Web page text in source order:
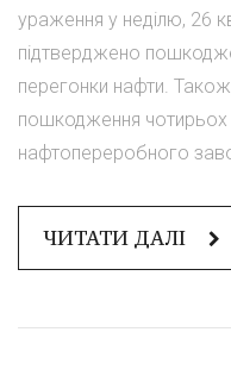
ураження у неділю, 26
підтверджено
перегонки нафти.
пошкодження чотирьох
нафтопереробного
ЧИТАТИ ДАЛІ